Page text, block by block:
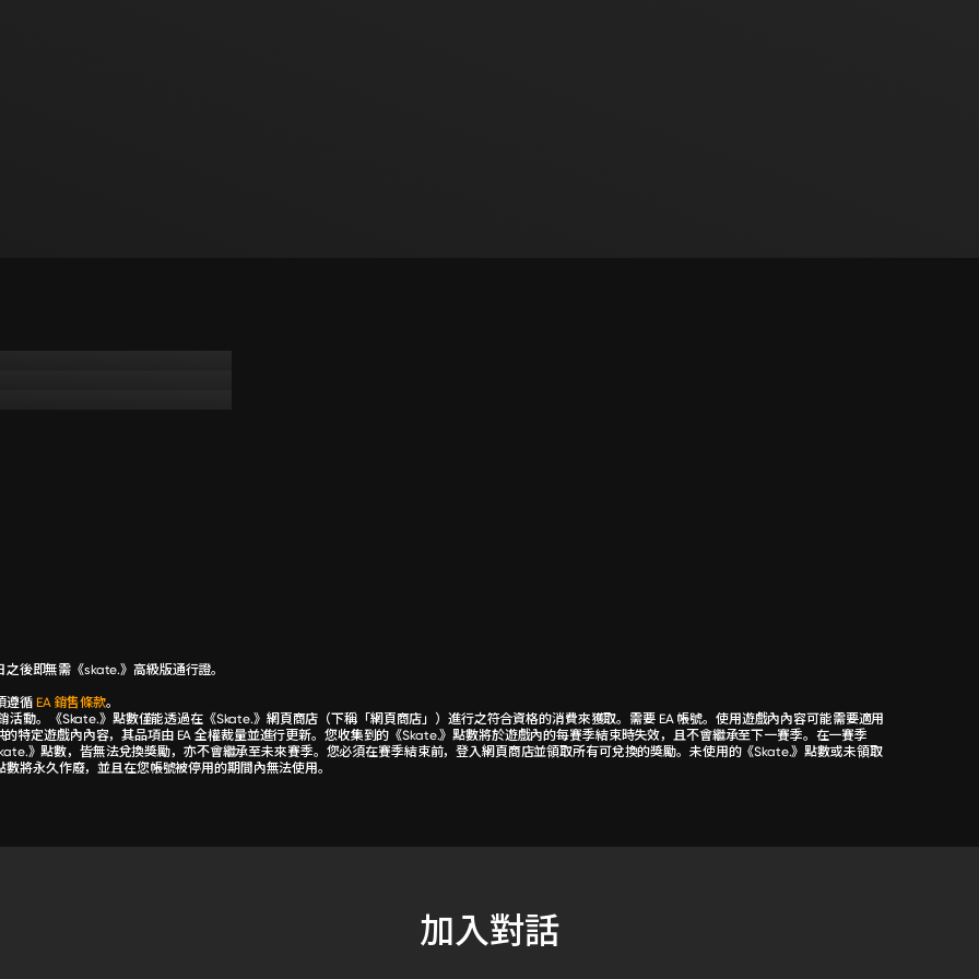
後即無需《skate.》高級版通行證。
遵循 EA 銷售條款。
動。《Skate.》點數僅能透過在《Skate.》網頁商店（下稱「網頁商店」）進行之符合資格的消費來獲取。需要 EA 帳號。使用遊戲內內容可能需要適用
特定遊戲內內容，其品項由 EA 全權裁量並進行更新。您收集到的《Skate.》點數將於遊戲內的每賽季結束時失效，且不會繼承至下一賽季。在一賽季
》點數，皆無法兌換獎勵，亦不會繼承至未來賽季。您必須在賽季結束前，登入網頁商店並領取所有可兌換的獎勵。未使用的《Skate.》點數或未領取
將永久作廢，並且在您帳號被停用的期間內無法使用。
加入對話